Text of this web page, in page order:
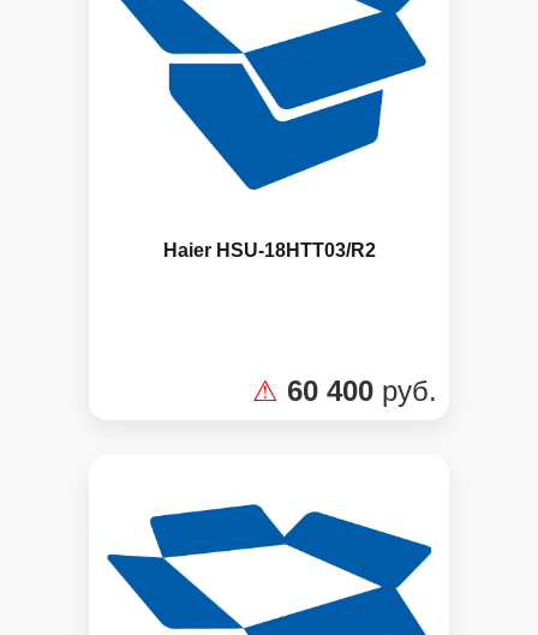
Haier HSU-18HTT03/R2
⚠ 60 400 руб.